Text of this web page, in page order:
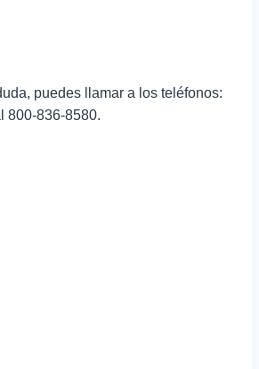
puedes llamar a los teléfonos:
800-836-8580.